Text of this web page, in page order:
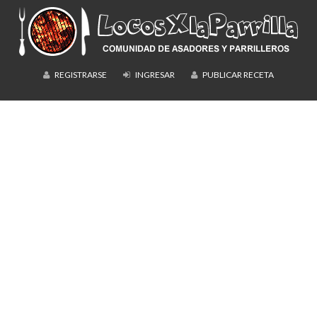
REGISTRARSE INGRESAR PUBLICAR RECETA